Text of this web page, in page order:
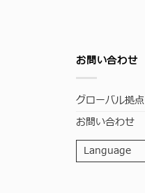
お問い合わせ
グローバル拠点
お問い合わせ
Language